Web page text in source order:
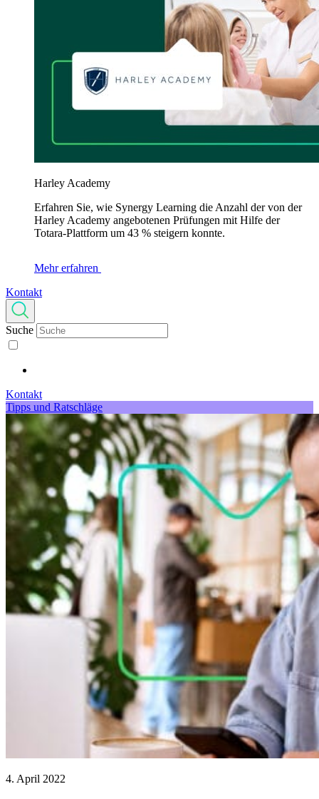
Harley Academy
Erfahren Sie, wie Synergy Learning die Anzahl der von der
Harley Academy angebotenen Prüfungen mit Hilfe der
Totara-Plattform um 43 % steigern konnte.
Mehr erfahren
Kontakt
Suche
Kontakt
Tipps und Ratschläge
4. April 2022